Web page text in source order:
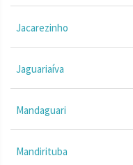
Jacarezinho
Jaguariaíva
Mandaguari
Mandirituba